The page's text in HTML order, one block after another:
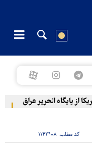
از پایگاه الحریر عراق
کد مطلب:۱۱۴۳۱۰۸